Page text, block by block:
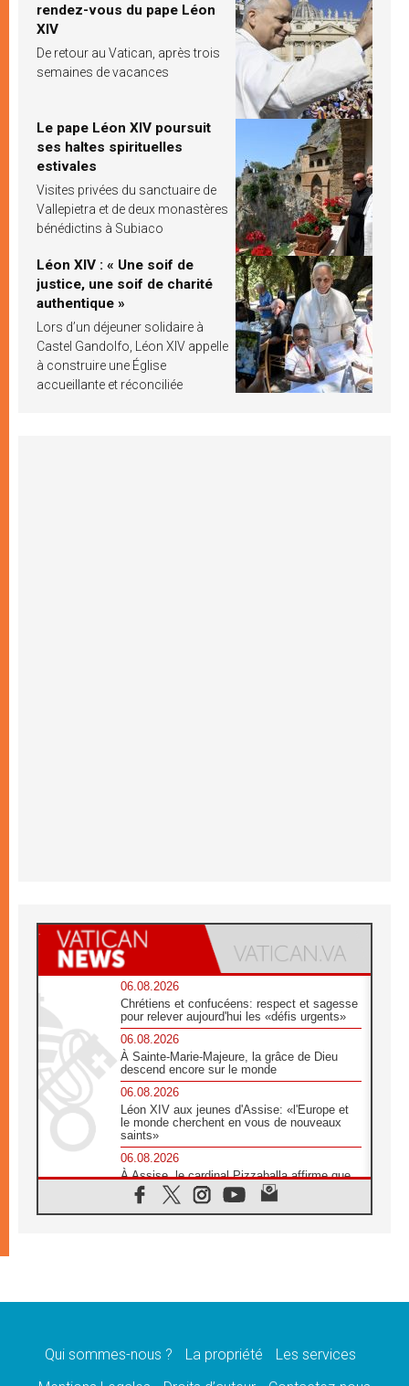
rendez-vous du pape Léon
XIV
De retour au Vatican, après trois
semaines de vacances
Le pape Léon XIV poursuit
ses haltes spirituelles
estivales
Visites privées du sanctuaire de
Vallepietra et de deux monastères
bénédictins à Subiaco
Léon XIV : « Une soif de
justice, une soif de charité
authentique »
Lors d’un déjeuner solidaire à
Castel Gandolfo, Léon XIV appelle
à construire une Église
accueillante et réconciliée
06.08.2026
Chrétiens et confucéens: respect et sagesse
pour relever aujourd'hui les «défis urgents»
06.08.2026
À Sainte-Marie-Majeure, la grâce de Dieu
descend encore sur le monde
06.08.2026
Léon XIV aux jeunes d'Assise: «l'Europe et
le monde cherchent en vous de nouveaux
saints»
06.08.2026
À Assise, le cardinal Pizzaballa affirme que
«les chrétiens veulent la paix»
06.08.2026
message de paix et de dignité humaine»
Qui sommes-nous ? La propriété
Les services